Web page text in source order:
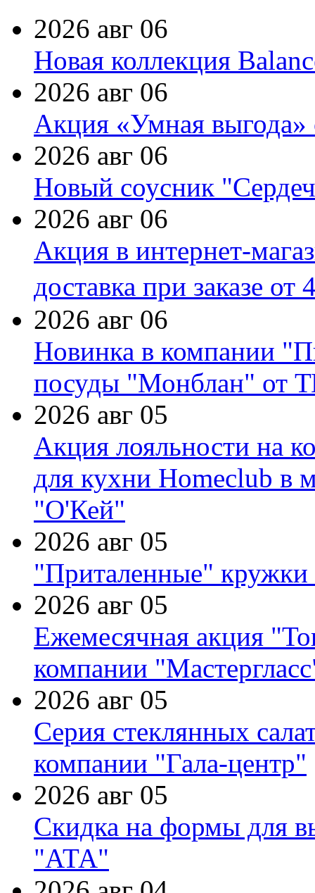
2026 авг 06
Новая коллекция
2026 авг 06
Акция «Умная выгода»
2026 авг 06
Новый соусник
2026 авг 06
Акция в интернет-
доставка при заказе от
2026 авг 06
Новинка в компании
посуды "Монблан" от
2026 авг 05
Акция лояльности на
для кухни Homeclub в
"О'Кей"
2026 авг 05
"Приталенные" кружки
2026 авг 05
Ежемесячная акция
компании
2026 авг 05
Серия стеклянных
компании "Гала-центр"
2026 авг 05
Скидка на формы для
"АТА"